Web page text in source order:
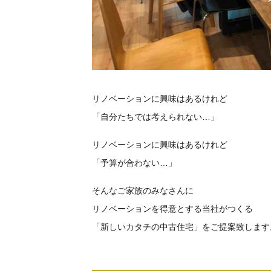
リノベーションに興味はあるけれど
「自分たちでは考えられない…」
リノベーションに興味はあるけれど
「予算が合わない…」
そんなご家族のみなさんに
リノベーションを得意とする当社がつくる
「新しいカタチの中古住宅」をご提案致しま